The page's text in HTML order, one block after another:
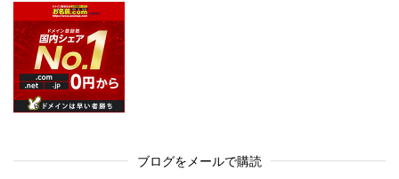
ブログをメールで購読